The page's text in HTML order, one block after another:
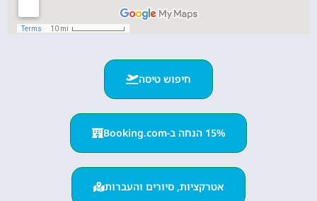
חיפוש טיסה
15% הנחה ב-Booking.com
אטרקציות, סיורים והעברות